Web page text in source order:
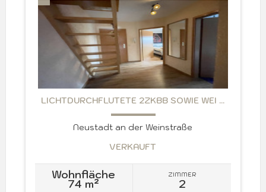
LICHTDURCHFLUTETE 2ZKBB SOWIE WEI ...
Neustadt an der Weinstraße
VERKAUFT
Wohnfläche
74 m²
ZIMMER
2